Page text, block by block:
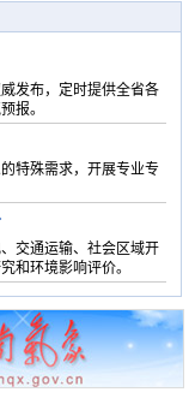
发布，定时提供全省各
报。
特殊需求，开展专业专
交通运输、社会区域开
和环境影响评价。